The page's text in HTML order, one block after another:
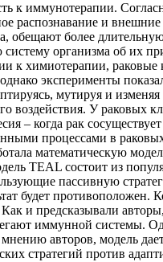
к иммунотерапии.
распознавание и внешние
обещают более
организма об их
к химиотерапии, раковые
эксперименты
мутируя и
У раковых
– когда рак
процессами в
математическую
TEAL состоит из
пассивную
будет противоположен.
и предсказывали
иммунной системы.
мнению авторов, модель
стратегий против